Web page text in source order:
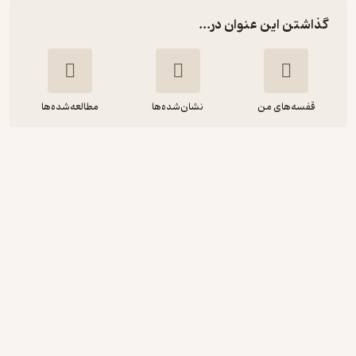
گذاشتن این عنوان در...
قفسه‌های من نشان‌شده‌ها مطالعه‌شده‌ها